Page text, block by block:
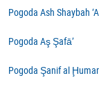
Pogoda Ash Shaybah
Pogoda Aş Şafā’
Pogoda Şanif al